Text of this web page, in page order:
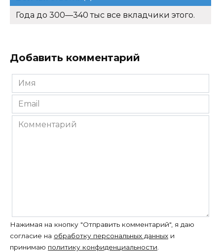
Года до 300—340 тыс все вкладчики этого.
Добавить комментарий
Имя
*
Email
*
Комментарий
Нажимая на кнопку "Отправить комментарий", я даю
согласие на обработку персональных данных и
принимаю политику конфиденциальности